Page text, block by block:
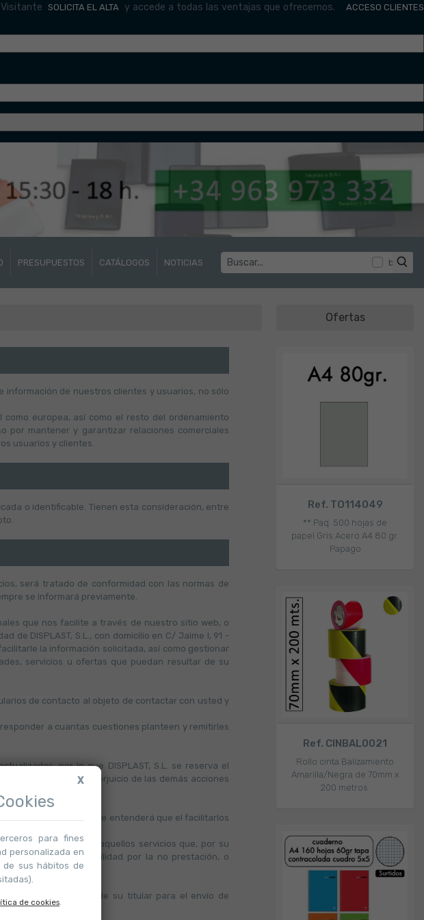
Visitante SOLICITA EL ALTA y accede a todas las ventajas que ofrecemos. ACCESO CLIENTES
PRESUPUESTOS CATÁLOGOS NOTICIAS buscar
información de nuestros clientes y usuarios, no sólo
europea, así como el resto del ordenamiento
por mantener y garantizar relaciones comerciales
usuarios y clientes.
o identificable. Tienen esta consideración, entre
será tratado de conformidad con las normas de
se informará previamente.
que nos facilite a través de nuestro sitio web, o
DISPLAST, S.L., con domicilio en C/ Jaime I, 91 -
la información solicitada, así como gestionar
servicios u ofertas que puedan resultar de su
de contacto al objeto de contactar con usted y
a cuantas cuestiones planteen y remitirles
por lo que DISPLAST, S.L. se reserva el
datos falsos, sin perjuicio de las demás acciones
De todas formas, se entenderá que el facilitarlos
para prestar todos aquellos servicios que, por su
exenta de responsabilidad por la no prestación, o
el consentimiento de su titular para el envío de
Ofertas
Ref. TO114049
** Paq. 500 hojas de
papel Gris Acero A4 80 gr.
Papago
Ref. CINBAL0021
Rollo cinta Balizamiento
Amarilla/Negra de 70mm x
200 metros.
X
para fines
personalizada en
sus hábitos de
de cookies